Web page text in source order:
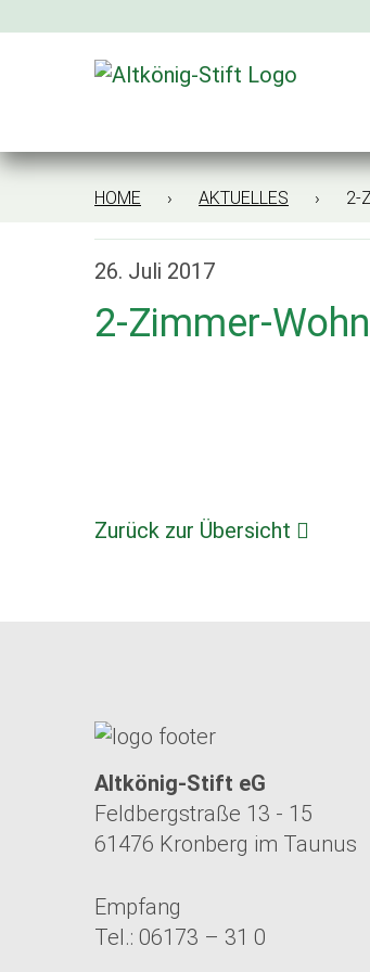
HOME › AKTUELLES › 2-
26. Juli 2017
2-Zimmer-
Zurück zur Übersicht
Altkönig-Stift eG
Feldbergstraße 13 - 15
61476 Kronberg im Taunus
Empfang
Tel.: 06173 – 31 0